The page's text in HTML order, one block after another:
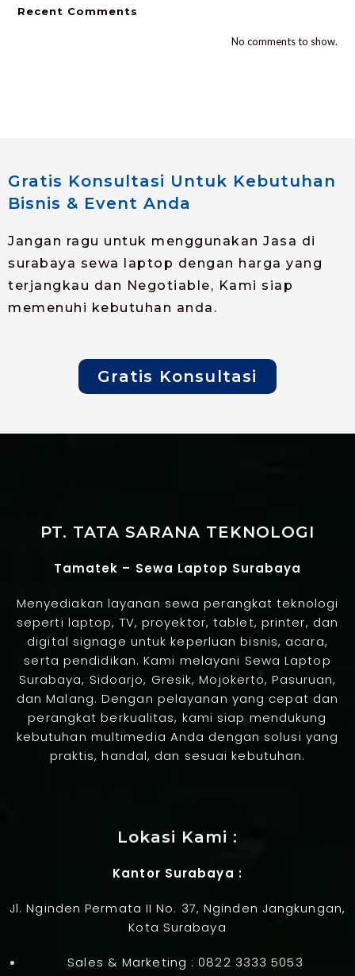
Recent Comments
No comments to show.
Gratis Konsultasi Untuk Kebutuhan
Bisnis & Event Anda
Jangan ragu untuk menggunakan Jasa di
surabaya sewa laptop dengan harga yang
terjangkau dan Negotiable, Kami siap
memenuhi kebutuhan anda.
Gratis Konsultasi
PT. TATA SARANA TEKNOLOGI
Tamatek – Sewa Laptop Surabaya
Menyediakan layanan sewa perangkat teknologi
seperti laptop, TV, proyektor, tablet, printer, dan
digital signage untuk keperluan bisnis, acara,
serta pendidikan. Kami melayani Sewa Laptop
Surabaya, Sidoarjo, Gresik, Mojokerto, Pasuruan,
dan Malang. Dengan pelayanan yang cepat dan
perangkat berkualitas, kami siap mendukung
kebutuhan multimedia Anda dengan solusi yang
praktis, handal, dan sesuai kebutuhan.
Lokasi Kami :
Kantor Surabaya :
Jl. Nginden Permata II No. 37, Nginden Jangkungan,
Kota Surabaya
Sales & Marketing :0822 3333 5053